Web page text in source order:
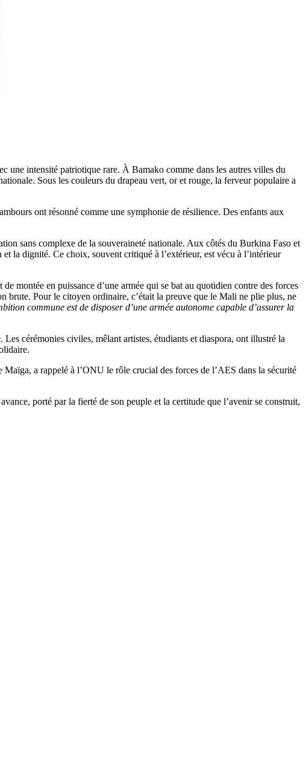
une intensité patriotique rare. À Bamako comme dans les autres villes du
Sous les couleurs du drapeau vert, or et rouge, la ferveur populaire a
ont résonné comme une symphonie de résilience. Des enfants aux
sans complexe de la souveraineté nationale. Aux côtés du Burkina Faso et
la dignité. Ce choix, souvent critiqué à l’extérieur, est vécu à l’intérieur
montée en puissance d’une armée qui se bat au quotidien contre des forces
brute. Pour le citoyen ordinaire, c’était la preuve que le Mali ne plie plus, ne
commune est de disposer d’une armée autonome capable d’assurer la
cérémonies civiles, mêlant artistes, étudiants et diaspora, ont illustré la
a rappelé à l’ONU le rôle crucial des forces de l’AES dans la sécurité
porté par la fierté de son peuple et la certitude que l’avenir se construit,